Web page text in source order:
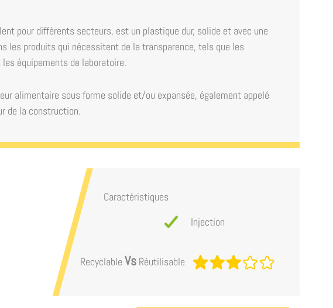
pour différents secteurs, est un plastique dur, solide et avec une
les produits qui nécessitent de la transparence, tels que les
équipements de laboratoire.
alimentaire sous forme solide et/ou expansée, également appelé
de la construction.
Caractéristiques
Injection
Recyclable Vs Réutilisable